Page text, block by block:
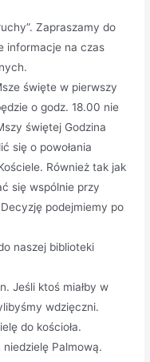
Zapraszamy do
informacje na czas
święte w pierwszy
o godz. 18.00 nie
świętej Godzina
się o powołania
Również tak jak
się wspólnie przy
podejmiemy po
naszej biblioteki
Jeśli ktoś miałby w
wdzięczni.
do kościoła.
Palmową.